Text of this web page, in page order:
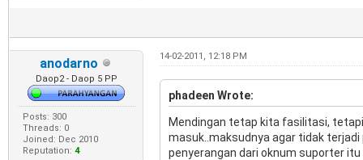
anodarno
Daop2 - Daop 5 PP
Posts: 300
Threads: 0
Joined: Dec 2010
Reputation: 4
14-02-2011, 12:18 PM
phadeen Wrote:
Mendingan tetap kita fasilitasi,
masuk..maksudnya agar tidak
penyerangan dari oknum suporter